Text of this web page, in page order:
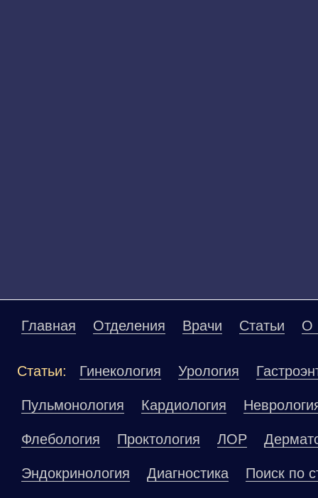
Главная Отделения Врачи Статьи О
Статьи: Гинекология Урология
Пульмонология Кардиология
Флебология Проктология ЛОР
Эндокринология Диагностика Поиск по